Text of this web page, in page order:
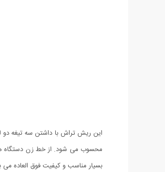
این ریش تراش با داشتن سه تیغه دو
محسوب می شود. از خط زن دستگاه هم
بسیار مناسب و کیفیت فوق العاده می